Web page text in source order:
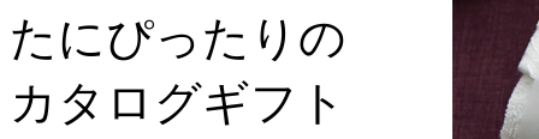
たにぴったりの
カタログギフト